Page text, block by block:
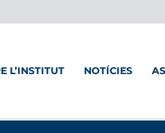
L’INSTITUT NOTÍCIES